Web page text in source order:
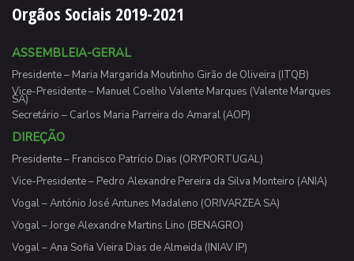
Orgãos Sociais 2019-2021
ASSEMBLEIA-GERAL
Presidente – Maria Margarida Moutinho Girão de Oliveira (ITQB)
Vice-Presidente – Manuel Coelho Valente Marques (Valente Marques
SA)
Secretário – Carlos Maria Parreira do Amaral (AOP)
DIREÇÃO
Presidente – Francisco Patrício Dias (ORYPORTUGAL)
Vice-Presidente – Pedro Alexandre Pereira da Silva Monteiro (ANIA)
Vogal – António José Antunes Madaleno (ORIVARZEA SA)
Vogal – Jorge Alexandre Martins Lino (BENAGRO)
Vogal – Ana Sofia Vieira Dias de Almeida (INIAV IP)